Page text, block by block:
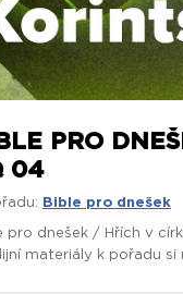
PRO
04
Bible pro dnešek
pro dnešek / Hřích v
materiály k pořadu